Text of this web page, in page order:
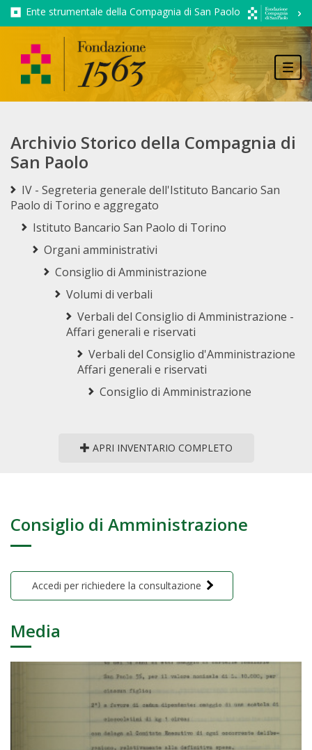
Ente strumentale della Compagnia di San Paolo
Archivio Storico della Compagnia di
San Paolo
IV - Segreteria generale dell'Istituto Bancario San
Paolo di Torino e aggregato
Istituto Bancario San Paolo di Torino
Organi amministrativi
Consiglio di Amministrazione
Volumi di verbali
Verbali del Consiglio di Amministrazione -
Affari generali e riservati
Verbali del Consiglio d'Amministrazione
Affari generali e riservati
Consiglio di Amministrazione
APRI INVENTARIO COMPLETO
Consiglio di Amministrazione
Accedi per richiedere la consultazione
Media